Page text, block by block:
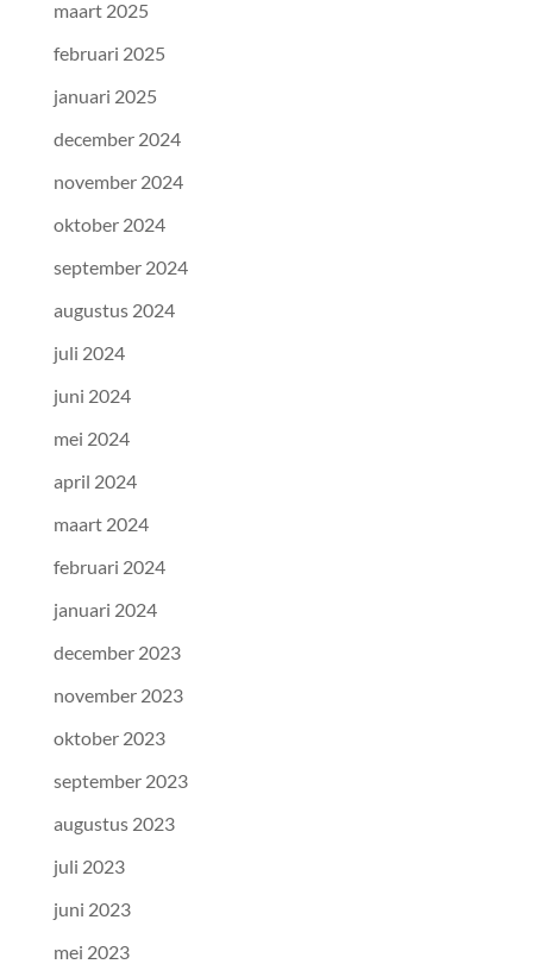
maart 2025
februari 2025
januari 2025
december 2024
november 2024
oktober 2024
september 2024
augustus 2024
juli 2024
juni 2024
mei 2024
april 2024
maart 2024
februari 2024
januari 2024
december 2023
november 2023
oktober 2023
september 2023
augustus 2023
juli 2023
juni 2023
mei 2023